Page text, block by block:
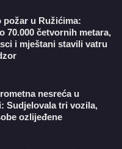
požar u Ružićima:
70.000 četvornih metara,
i mještani stavili vatru
nesreća u
Sudjelovala tri vozila,
ozlijeđene